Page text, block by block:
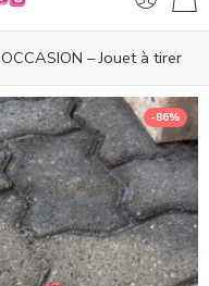
OCCASION – Jouet à tirer
-86%